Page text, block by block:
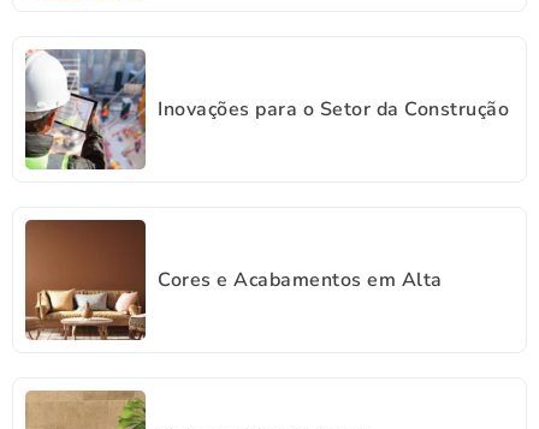
Inovações para o Setor da Construção
Cores e Acabamentos em Alta